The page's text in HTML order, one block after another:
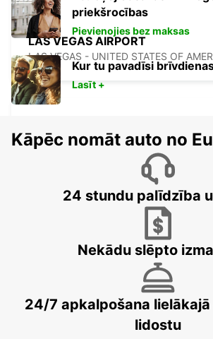
LAS VEGAS AIRPORT
LAS VEGAS - UNITED STATES OF
SAN DIEGO AIRPORT
SAN DIEGO - UNITED STATES OF
TIJUANA INTERNATIONAL
priekšrocības
Pievienojies bez maksas
Kur tu pavadīsi
Lasīt +
Kāpēc nomāt auto no
24 stundu palīdzība
Nekādu slēpto
24/7 apkalpošana
lidostu